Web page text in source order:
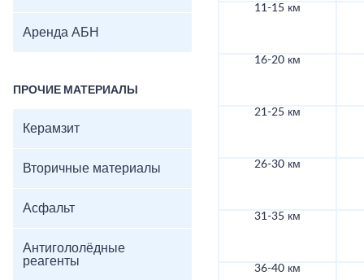
Аренда АБН
ПРОЧИЕ МАТЕРИАЛЫ
Керамзит
Вторичные материалы
Асфальт
Антигололёдные
реагенты
11-15 км
16-20 км
21-25 км
26-30 км
31-35 км
36-40 км